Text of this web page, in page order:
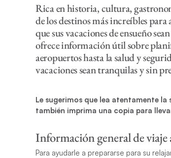
Rica en historia, cultura,
de los destinos más increíbles
que sus vacaciones de ensueño
ofrece información útil sobre
aeropuertos hasta la salud y
vacaciones sean tranquilas y sin
Le sugerimos que lea atentamente
también imprima una copia para
Información general de viaje
Para ayudarle a prepararse para su